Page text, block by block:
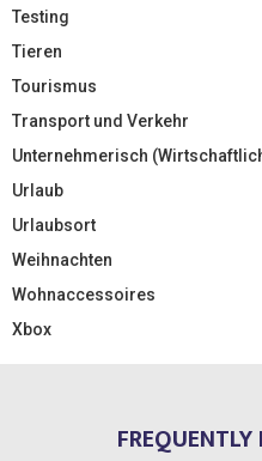
Testing
Tieren
Tourismus
Transport und Verkehr
Unternehmerisch
Urlaub
Urlaubsort
Weihnachten
Wohnaccessoires
Xbox